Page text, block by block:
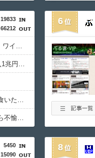
19833
66212
フリマ民「あと500円値下げ出来ませんか????」ワイ「ほ～い購入ｗ」
劇場版映画ちいかわTHE MOVIE、明日興行収入1兆円突破が確実にｗｗｗｗｗｗｗｗｗｗｗｗｗ
ごつ盛り焼きそばとかいう年１くらいで無性に食いたくなるやつｗｗｗｗｗｗｗｗ
岡田斗司夫「人間の本音としてブサイクを見たら不愉快になる。この責任をどうとるんだ」
6
5450
15090
8